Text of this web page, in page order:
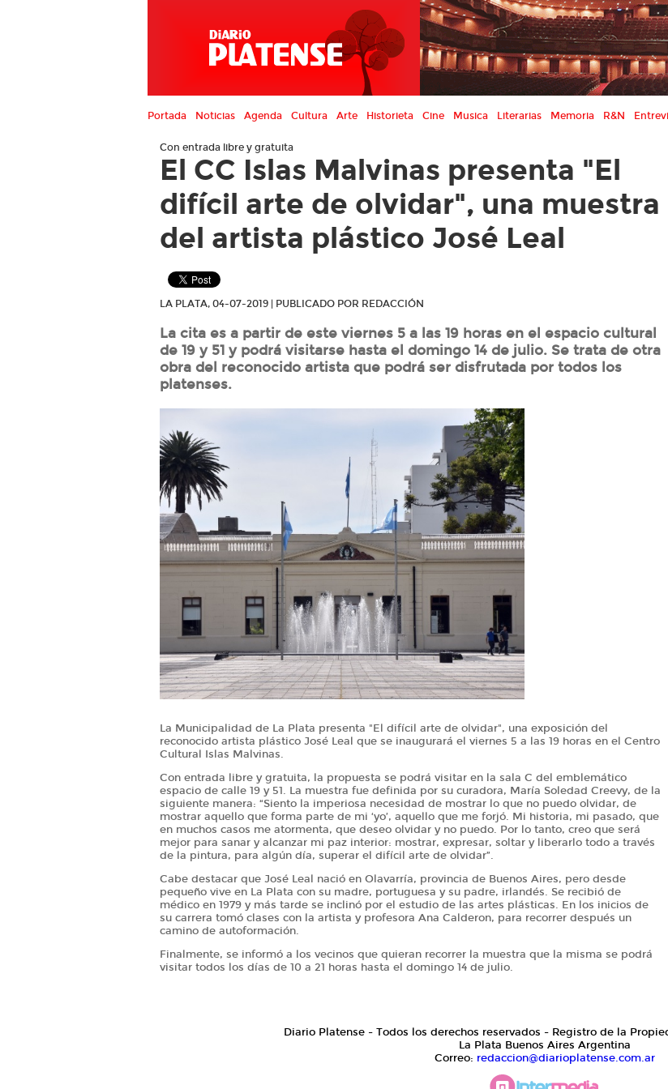
Portada Noticias Agenda Cultura Arte Historieta Cine Musica Literarias Memoria R&N
Con entrada libre y gratuita
El CC Islas Malvinas presenta "El
difícil arte de olvidar", una muestra
del artista plástico José Leal
LA PLATA, 04-07-2019 | PUBLICADO POR REDACCIÓN
La cita es a partir de este viernes 5 a las 19 horas en el espacio cultural
de 19 y 51 y podrá visitarse hasta el domingo 14 de julio. Se trata de otra
obra del reconocido artista que podrá ser disfrutada por todos los
platenses.
La Municipalidad de La Plata presenta "El difícil arte de olvidar", una exposición del
reconocido artista plástico José Leal que se inaugurará el viernes 5 a las 19 horas en el Centro
Cultural Islas Malvinas.
Con entrada libre y gratuita, la propuesta se podrá visitar en la sala C del emblemático
espacio de calle 19 y 51. La muestra fue definida por su curadora, María Soledad Creevy, de la
siguiente manera: “Siento la imperiosa necesidad de mostrar lo que no puedo olvidar, de
mostrar aquello que forma parte de mi ‘yo’, aquello que me forjó. Mi historia, mi pasado, que
en muchos casos me atormenta, que deseo olvidar y no puedo. Por lo tanto, creo que será
mejor para sanar y alcanzar mi paz interior: mostrar, expresar, soltar y liberarlo todo a través
de la pintura, para algún día, superar el difícil arte de olvidar”.
Cabe destacar que José Leal nació en Olavarría, provincia de Buenos Aires, pero desde
pequeño vive en La Plata con su madre, portuguesa y su padre, irlandés. Se recibió de
médico en 1979 y más tarde se inclinó por el estudio de las artes plásticas. En los inicios de
su carrera tomó clases con la artista y profesora Ana Calderon, para recorrer después un
camino de autoformación.
Finalmente, se informó a los vecinos que quieran recorrer la muestra que la misma se podrá
visitar todos los días de 10 a 21 horas hasta el domingo 14 de julio.
Diario Platense - Todos los derechos reservados - Registro de la
La Plata Buenos Aires Argentina
Correo: redaccion@diarioplatense.com.ar